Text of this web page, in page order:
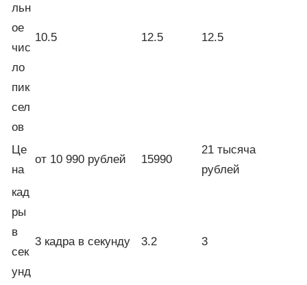
льн
ое
чис
ло
пик
сел
ов
10.5 12.5 12.5
Це
на
от 10 990 рублей 15990
21 тысяча
рублей
кад
ры
в
сек
унд
3 кадра в секунду 3.2 3